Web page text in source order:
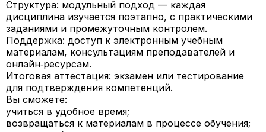
Структура: модульный подход — каждая
дисциплина изучается поэтапно, с практическими
заданиями и промежуточным контролем.
Поддержка: доступ к электронным учебным
материалам, консультациям преподавателей и
онлайн‑ресурсам.
Итоговая аттестация: экзамен или тестирование
для подтверждения компетенций.
Вы сможете:
учиться в удобное время;
возвращаться к материалам в процессе обучения;